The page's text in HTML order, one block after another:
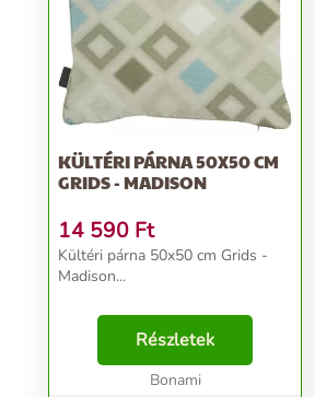
KÜLTÉRI PÁRNA 50X50 CM
GRIDS - MADISON
14 590 Ft
Kültéri párna 50x50 cm Grids -
Madison...
Részletek
Bonami